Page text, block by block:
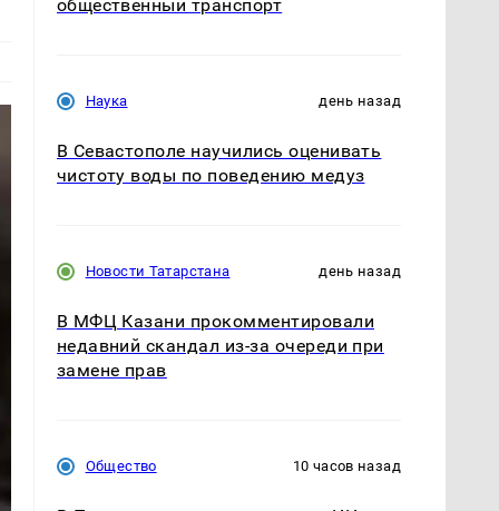
общественный транспорт
Наука день назад
В Севастополе научились оценивать
чистоту воды по поведению медуз
Новости Татарстана день назад
В МФЦ Казани прокомментировали
недавний скандал из-за очереди при
замене прав
Общество 10 часов назад